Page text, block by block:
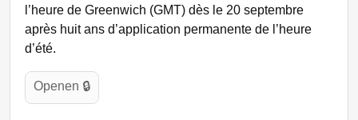
l’heure de Greenwich (GMT) dès le 20 septembre
après huit ans d’application permanente de l’heure
d’été.
Openen 🔒